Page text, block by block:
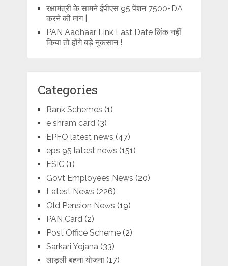
रक्षामंत्री के सामने ईपीएस 95 पेंशन 7500+DA
करने की मांग |
PAN Aadhaar Link Last Date लिंक नहीं
किया तो होंगे बड़े नुकसान !
Categories
Bank Schemes (1)
e shram card (3)
EPFO latest news (47)
eps 95 latest news (151)
ESIC(1)
Govt Employees News (20)
Latest News (226)
Old Pension News (19)
PAN Card (2)
Post Office Scheme(2)
Sarkari Yojana (33)
लाड़ली बहना योजना(17)